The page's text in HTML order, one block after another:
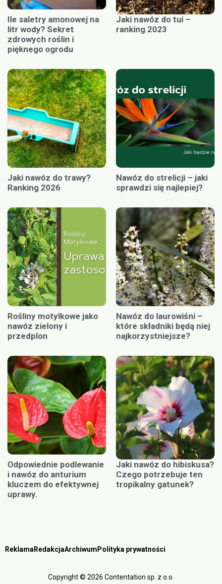
Ile saletry amonowej na
litr wody? Sekret
zdrowych roślin i
pięknego ogrodu
Jaki nawóz do tui –
ranking 2023
Jaki nawóz do trawy?
Ranking 2026
Nawóz do strelicji – jaki
sprawdzi się najlepiej?
Rośliny motylkowe jako
nawóz zielony i
przedplon
Nawóz do laurowiśni –
które składniki będą niej
najkorzystniejsze?
Odpowiednie podlewanie
i nawóz do anturium
kluczem do efektywnej
uprawy.
Jaki nawóz do hibiskusa?
Czego potrzebuje ten
tropikalny gatunek?
Reklama RedakcjaArchiwum Polityka prywatności
Copyright © 2026 Contentation sp. z o.o.